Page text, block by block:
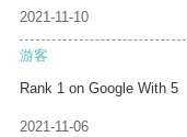
2021-11-10
游客
Rank 1 on Google With 5
2021-11-06